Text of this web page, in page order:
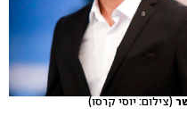
(צילום: יוסי קרסו)